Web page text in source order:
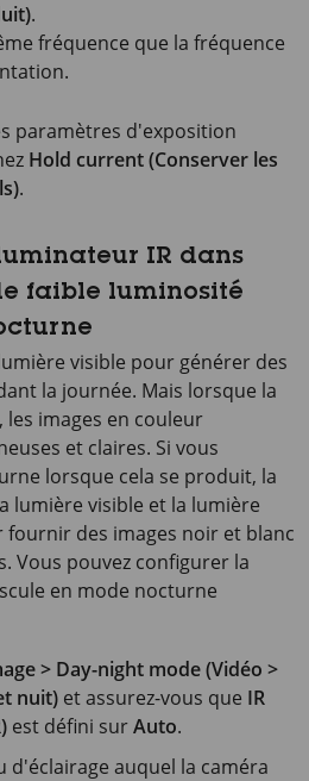
.
fréquence que la fréquence
paramètres d'exposition
Hold current (Conserver les
.
IR dans
faible luminosité
visible pour générer des
la journée. Mais lorsque la
images en couleur
et claires. Si vous
lorsque cela se produit, la
lumière visible et la lumière
des images noir et blanc
Vous pouvez configurer la
en mode nocturne
> Day-night mode (Vidéo >
nuit) et assurez-vous que IR
est défini surAuto.
d'éclairage auquel la caméra